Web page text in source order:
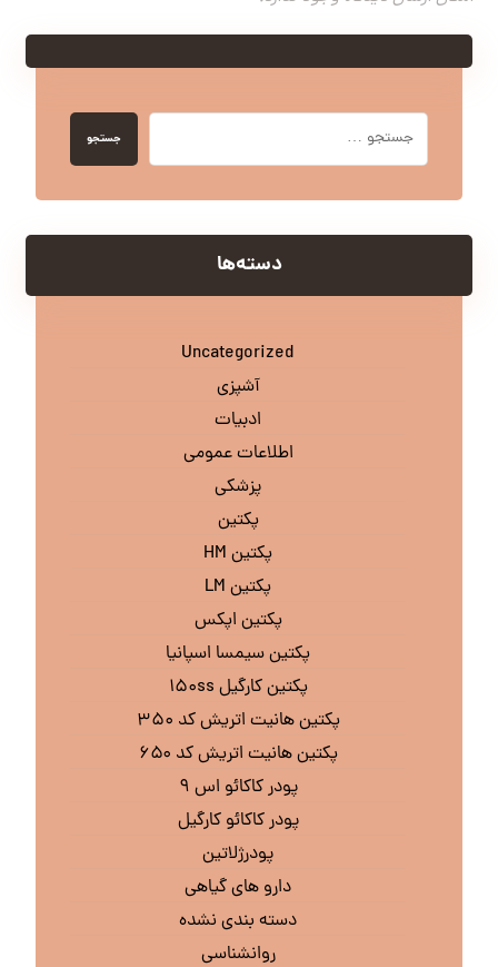
جستجو
دسته‌ها
Uncategorized
آشپزی
ادبیات
اطلاعات عمومی
پزشکی
پکتین
پکتین HM
پکتین LM
پکتین اپکس
پکتین سیمسا اسپانیا
پکتین کارگیل ۱۵۰ss
پکتین هانیت اتریش کد ۳۵۰
پکتین هانیت اتریش کد ۶۵۰
پودر کاکائو اس ۹
پودر کاکائو کارگیل
پودرژلاتین
دارو های گیاهی
دسته بندی نشده
روانشناسی